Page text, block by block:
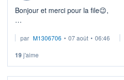
Bonjour et merci pour la file😉​​,
plus haut historique en séance
par M1306706 • 07 août • 06:46
19j'aime